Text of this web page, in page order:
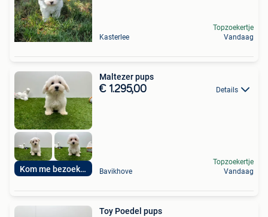
Kasterlee
Topzoekertje
Vandaag
Kom me bezoeken
Maltezer pups
€ 1.295,00 Details
Bavikhove
Topzoekertje
Vandaag
Toy Poedel pups